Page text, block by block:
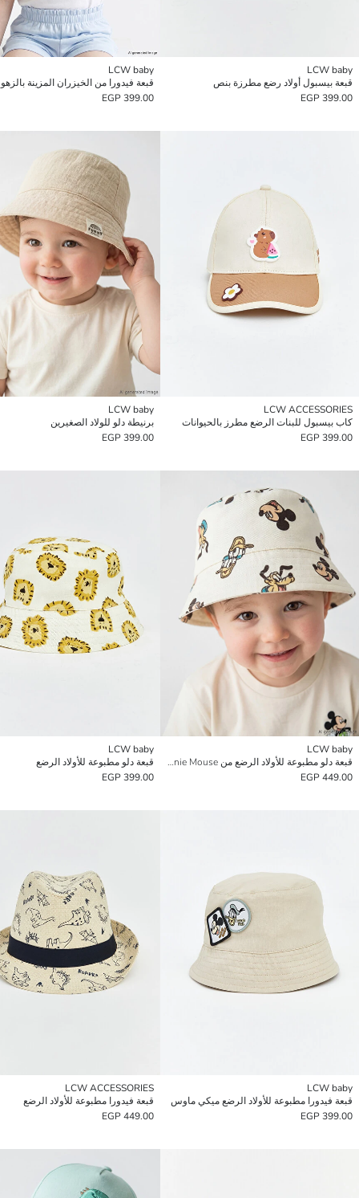
LCW baby
قبعة بيسبول أولاد رضع مطرزة بنص
399.00 EGP
LCW baby
399.00 EGP
LCW ACCESSORIES
كاب بيسبول للبنات الرضع مطرز بالحيوانات
399.00 EGP
LCW baby
برنيطة دلو للولاد الصغيرين
399.00 EGP
LCW baby
قبعة دلو مطبوعة للأولاد الرضع من Minnie Mouse
449.00 EGP
LCW baby
قبعة دلو مطبوعة للأولاد الرضع
399.00 EGP
LCW baby
قبعة فيدورا مطبوعة للأولاد الرضع ميكي ماوس
399.00 EGP
LCW ACCESSORIES
قبعة فيدورا مطبوعة للأولاد الرضع
449.00 EGP